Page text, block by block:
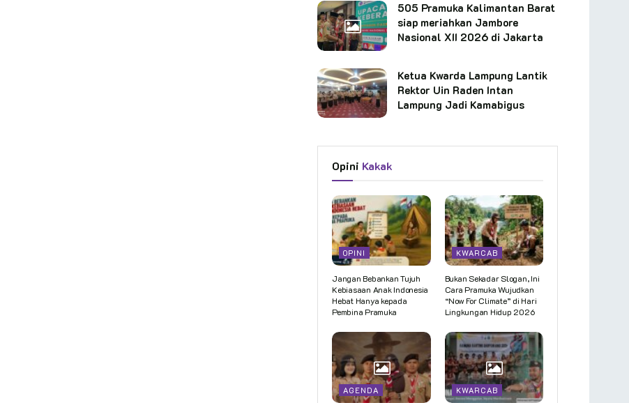
505 Pramuka Kalimantan Barat
siap meriahkan Jambore
Nasional XII 2026 di Jakarta
Ketua Kwarda Lampung Lantik
Rektor Uin Raden Intan
Lampung Jadi Kamabigus
Opini Kakak
OPINI
Jangan Bebankan Tujuh
Kebiasaan Anak Indonesia
Hebat Hanya kepada
Pembina Pramuka
KWARCAB
Bukan Sekadar Slogan, Ini
Cara Pramuka Wujudkan
“Now For Climate” di Hari
Lingkungan Hidup 2026
AGENDA KWARCAB